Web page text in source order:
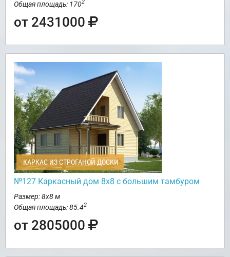
Общая площадь: 1702
от 2431000
КАРКАС ИЗ СТРОГАНОЙ ДОСКИ
№127 Каркасный дом 8х8 с большим тамбуром
Размер: 8х8 м
Общая площадь: 85.42
от 2805000